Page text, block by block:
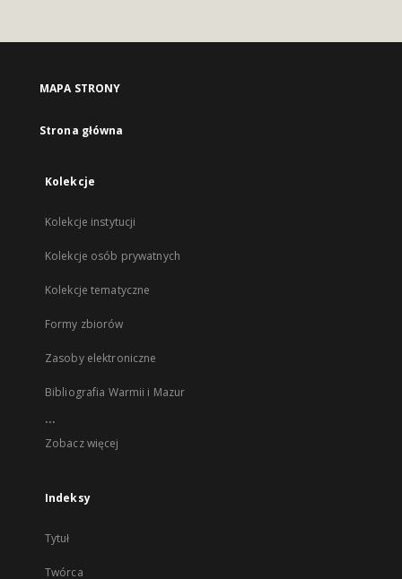
MAPA STRONY
Strona główna
Kolekcje
Kolekcje instytucji
Kolekcje osób prywatnych
Kolekcje tematyczne
Formy zbiorów
Zasoby elektroniczne
Bibliografia Warmii i Mazur
...
Zobacz więcej
Indeksy
Tytuł
Twórca